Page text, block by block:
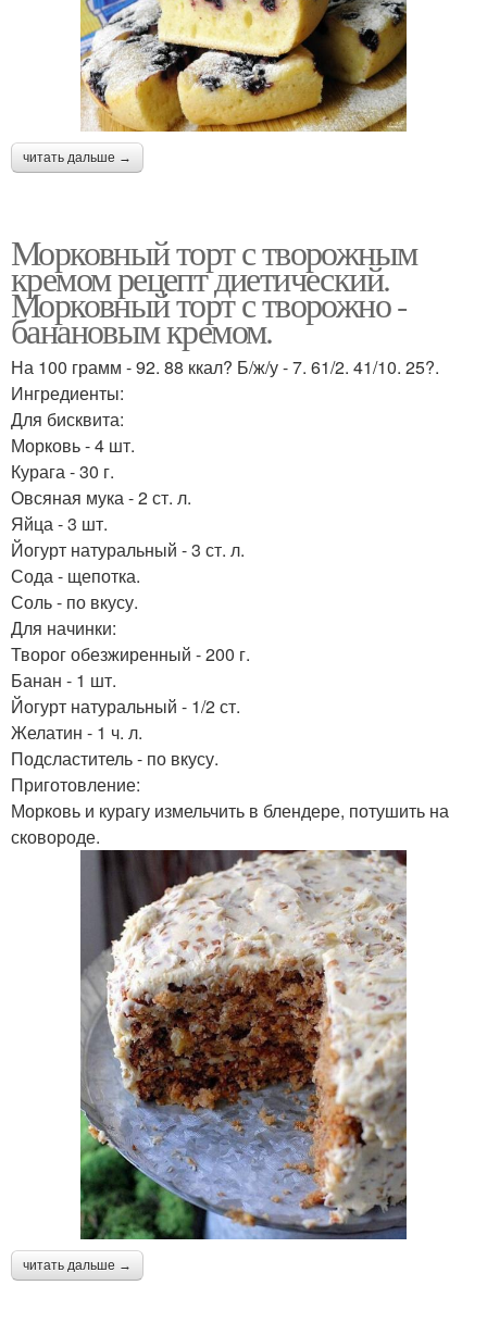
читать дальше →
Морковный торт с творожным
кремом рецепт диетический.
Морковный торт с творожно -
банановым кремом.
На 100 грамм - 92. 88 ккал? Б/ж/у - 7. 61/2. 41/10. 25?.
Ингредиенты:
Для бисквита:
Морковь - 4 шт.
Курага - 30 г.
Овсяная мука - 2 ст. л.
Яйца - 3 шт.
Йогурт натуральный - 3 ст. л.
Сода - щепотка.
Соль - по вкусу.
Для начинки:
Творог обезжиренный - 200 г.
Банан - 1 шт.
Йогурт натуральный - 1/2 ст.
Желатин - 1 ч. л.
Подсластитель - по вкусу.
Приготовление:
Морковь и курагу измельчить в блендере, потушить на
сковороде.
читать дальше →